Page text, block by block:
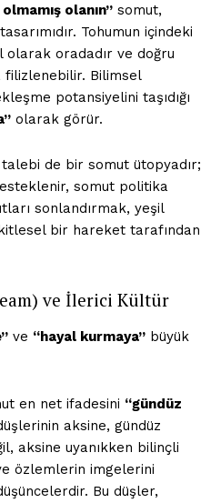
olanın” somut,
Tohumun içindeki
olarak oradadır ve doğru
filizlenebilir. Bilimsel
potansiyelini taşıdığı
olarak görür.
de bir somut ütopyadır;
somut politika
sonlandırmak, yeşil
bir hareket tarafından
ve İlerici Kültür
ve “hayal kurmaya” büyük
en net ifadesini “gündüz
aksine, gündüz
aksine uyanıkken bilinçli
özlemlerin imgelerini
Bu düşler,